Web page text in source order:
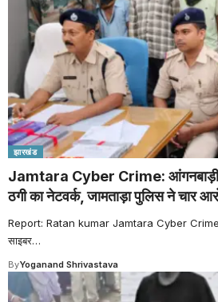
झारखंड
Jamtara Cyber Crime: आंगनबाड़ी
ठगी का नेटवर्क, जामताड़ा पुलिस ने चार
Report: Ratan kumar Jamtara Cyber Crime
साइबर…
ByYoganand Shrivastava